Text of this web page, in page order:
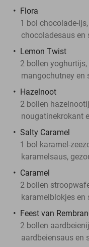
Flora
1 bol chocolade-
chocoladesaus en
Lemon Twist
2 bollen
mangochutney en
Hazelnoot
2 bollen
nougatinekrokant
Salty Caramel
1 bol karamel-
karamelsaus,
Caramel
2 bollen
karamelblokjes en
Feest van
2 bollen
aardbeiensaus en